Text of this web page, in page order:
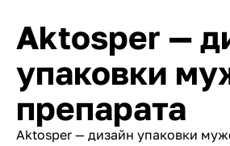
Aktosper —
упаковки
препарата
Aktosper — дизайн упаковки